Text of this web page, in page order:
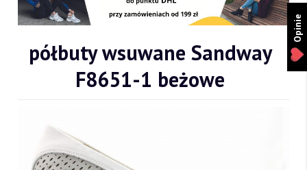
półbuty wsuwane Sandway
F8651-1 beżowe
Opinie